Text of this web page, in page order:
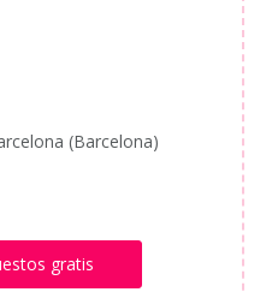
(Barcelona)
gratis